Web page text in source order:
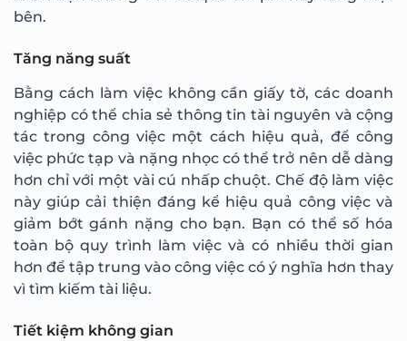
bên.
Tăng năng suất
Bằng cách làm việc không cần giấy tờ, các doanh
nghiệp có thể chia sẻ thông tin tài nguyên và cộng
tác trong công việc một cách hiệu quả, để công
việc phức tạp và nặng nhọc có thể trở nên dễ dàng
hơn chỉ với một vài cú nhấp chuột. Chế độ làm việc
này giúp cải thiện đáng kể hiệu quả công việc và
giảm bớt gánh nặng cho bạn. Bạn có thể số hóa
toàn bộ quy trình làm việc và có nhiều thời gian
hơn để tập trung vào công việc có ý nghĩa hơn thay
vì tìm kiếm tài liệu.
Tiết kiệm không gian